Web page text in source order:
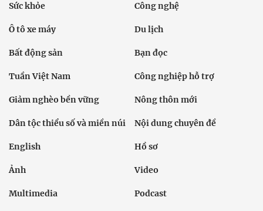
Sức khỏe Công nghệ
Ô tô xe máy Du lịch
Bất động sản Bạn đọc
Tuần Việt Nam Công nghiệp hỗ trợ
Giảm nghèo bền vững Nông thôn mới
Dân tộc thiểu số và miền núi Nội dung chuyên đề
English Hồ sơ
Ảnh Video
Multimedia Podcast